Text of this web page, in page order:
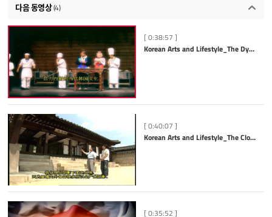
다음 동영상(4)
[ 0:38:57 ]
Korean Arts and Lifestyle_The Dynamic Culture of Contemporary Korea_중국어
[ 0:40:07 ]
Korean Arts and Lifestyle_The Clothes, Foods and Houses of Korea_중국어
[ 0:35:52 ]